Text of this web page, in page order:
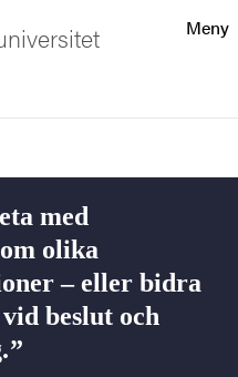
Meny
med
olika
– eller bidra
beslut och